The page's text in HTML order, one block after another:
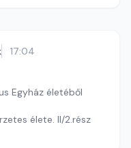
17:04
Egyház életéből
élete. II/2.rész